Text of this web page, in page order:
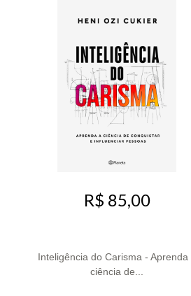
R$ 85,00
Inteligência do Carisma - Aprenda
ciência de...